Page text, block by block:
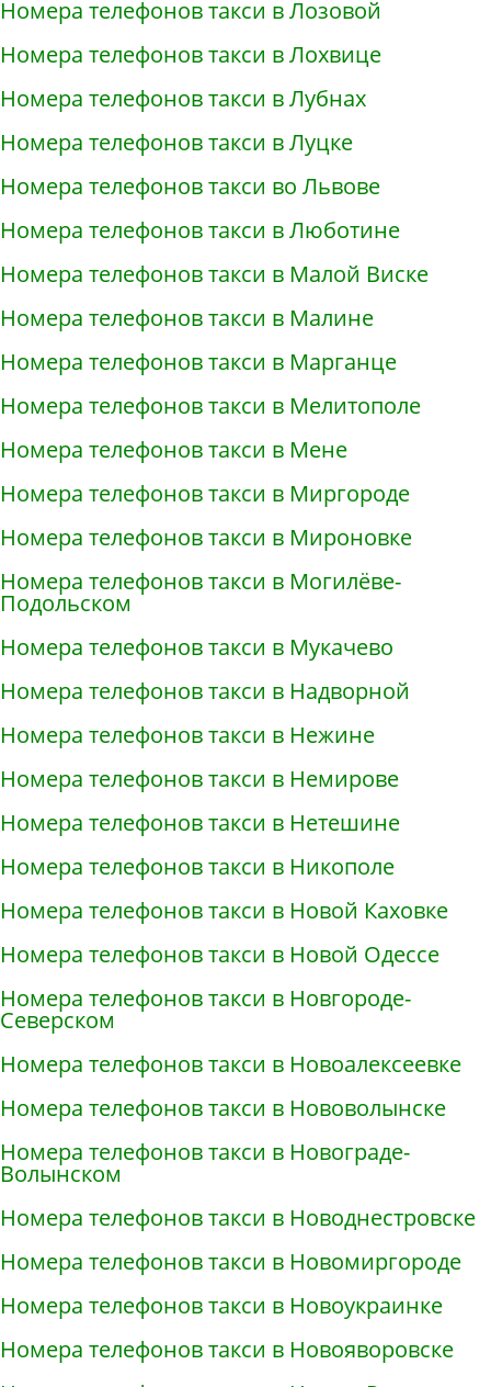
Номера телефонов такси в Лозовой
Номера телефонов такси в Лохвице
Номера телефонов такси в Лубнах
Номера телефонов такси в Луцке
Номера телефонов такси во Львове
Номера телефонов такси в Люботине
Номера телефонов такси в Малой Виске
Номера телефонов такси в Малине
Номера телефонов такси в Марганце
Номера телефонов такси в Мелитополе
Номера телефонов такси в Мене
Номера телефонов такси в Миргороде
Номера телефонов такси в Мироновке
Номера телефонов такси в Могилёве-
Подольском
Номера телефонов такси в Мукачево
Номера телефонов такси в Надворной
Номера телефонов такси в Нежине
Номера телефонов такси в Немирове
Номера телефонов такси в Нетешине
Номера телефонов такси в Никополе
Номера телефонов такси в Новой Каховке
Номера телефонов такси в Новой Одессе
Номера телефонов такси в Новгороде-
Северском
Номера телефонов такси в Новоалексеевке
Номера телефонов такси в Нововолынске
Номера телефонов такси в Новограде-
Волынском
Номера телефонов такси в Новоднестровске
Номера телефонов такси в Новомиргороде
Номера телефонов такси в Новоукраинке
Номера телефонов такси в Новояворовске